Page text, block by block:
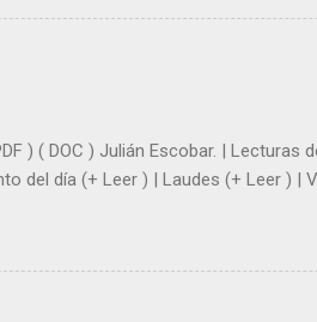
que al menos mis ramas y hojas
- ¿Superas tu fragilidad con la
) ( DOC ) Julián Escobar. | Lecturas
del día (+ Leer ) | Laudes (+ Leer ) |